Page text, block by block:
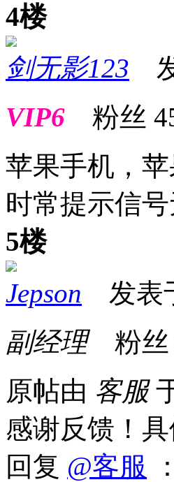
4楼
剑无影123
VIP6 粉丝
苹果手机，
时常提示信
5楼
Jepson 发表
副经理粉丝
原帖由 客服
感谢反馈！
回复 @客服